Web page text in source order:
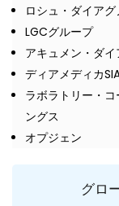
ロシュ・ダイア
LGCグループ
アキュメン・ダ
ディアメディカ
ラボラトリー・
ングス
オプジェン
グロ